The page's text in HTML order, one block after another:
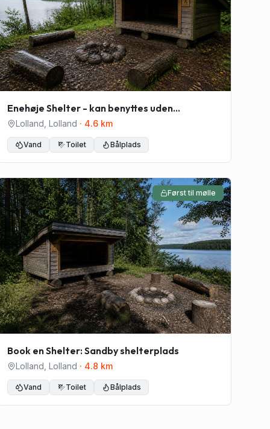
Enehøje Shelter - kan benyttes uden
forudgående booking
Lolland Lolland · 4.6km
Vand Toilet Bålplads
Først til mølle
Book en Shelter: Sandby shelterplads
Lolland Lolland · 4.8 km
Vand Toilet Bålplads